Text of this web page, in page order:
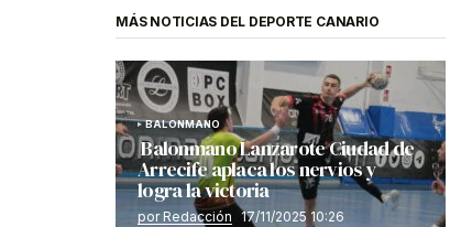
MÁS NOTICIAS DEL DEPORTE CANARIO
BALONMANO
Balonmano Lanzarote Ciudad de
Arrecife aplaca los nervios y
logra la victoria
por Redacción 17/11/2025 10:26